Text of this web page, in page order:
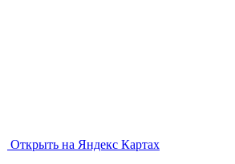
Открыть на Яндекс Картах